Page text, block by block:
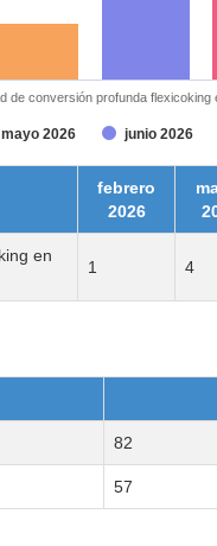
mayo 2026 junio 2026
de conversión profunda flexicoking
febrero
2026
en
1 4
82
57